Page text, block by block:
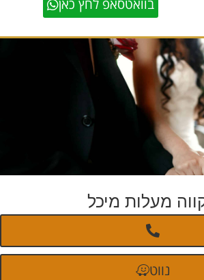
בוואטסאפ לחץ כאן
מעלות מיכל
נווט